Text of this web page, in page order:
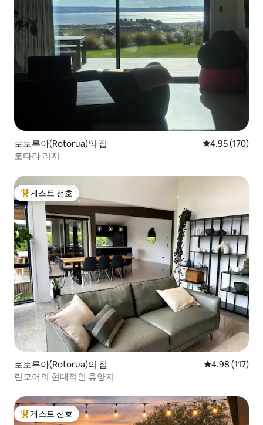
로토루아(Rotorua)의 집 평점 4.95점(5
4.95 (170)
토타라 리지
상위 게스트 선호
게스트 선호
로토루아(Rotorua)의 집 평점 4.98점(5
4.98 (117)
린모어의 현대적인 휴양지
상위 게스트 선호
게스트 선호